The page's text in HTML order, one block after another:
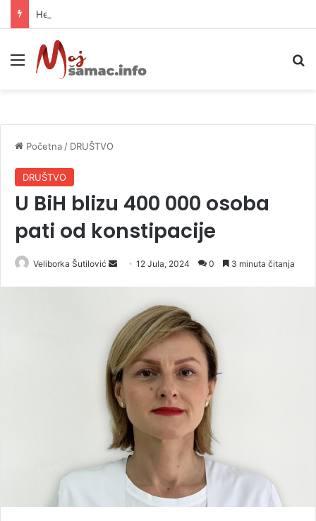
Helikopter ponovo gasi vatru u selima kod Trebinja
Meni
Početna / DRUŠTVO
DRUŠTVO
U BiH blizu 400 000 osoba
pati od konstipacije
Veliborka Šutilović
a
n
e
m
a
i
l
12 Jula, 2024 0 3 minuta čitanja